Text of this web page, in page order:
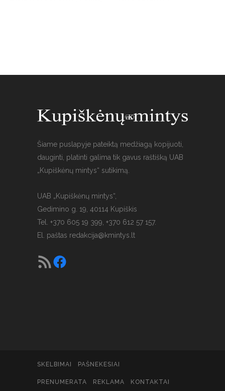
Šiame puslapyje pateiktą medžiagą kopijuoti,
dauginti, platinti galima tik gavus raštišką UAB
„Kupiškėnų mintys“ sutikimą.
UAB „Kupiškėnų mintys“,
Gedimino g. 19, 40114 Kupiškis
Tel. +370 605 19 399, +370 612 57 157.
El. paštas redakcija@kmintys.lt
SKELBIMAI PAŠNEKESIAI
PRENUMERATA REKLAMA KONTAKTAI